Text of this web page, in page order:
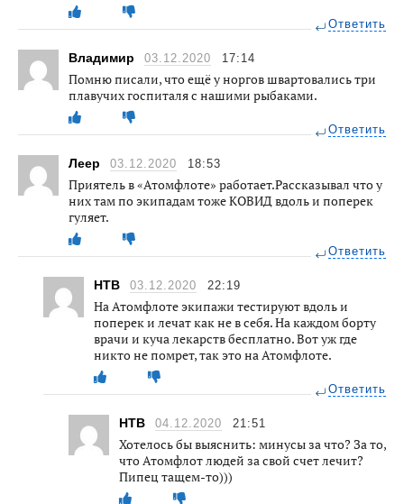
Ответить
Владимир 03.12.2020 17:14
Помню писали, что ещё у норгов швартовались три
плавучих госпиталя с нашими рыбаками.
Ответить
Леер 03.12.2020 18:53
Приятель в «Атомфлоте» работает.Рассказывал что у
них там по экипадам тоже КОВИД вдоль и поперек
гуляет.
Ответить
НТВ 03.12.2020 22:19
На Атомфлоте экипажи тестируют вдоль и
поперек и лечат как не в себя. На каждом борту
врачи и куча лекарств бесплатно. Вот уж где
никто не помрет, так это на Атомфлоте.
Ответить
НТВ 04.12.2020 21:51
Хотелось бы выяснить: минусы за что? За то,
что Атомфлот людей за свой счет лечит?
Пипец тащем-то)))